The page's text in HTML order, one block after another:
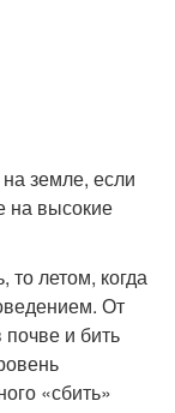
земле, если
на высокие
то летом, когда
От
и бить
«сбить»